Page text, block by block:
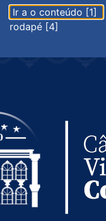
Ir a o conteúdo [1]
rodapé [4]